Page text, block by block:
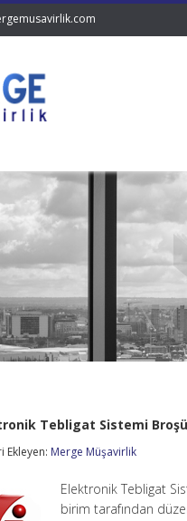
Tebligat Sistemi
Ekleyen: Merge Müşavirlik
Elektronik Tebligat
birim tarafından